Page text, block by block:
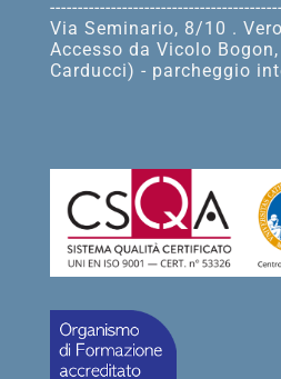
Via Seminario, 8/10 .
Accesso da Vicolo
Carducci) - parcheggio